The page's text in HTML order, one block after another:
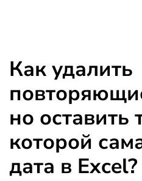
Как удалить
но оставить
которой
дата в Excel?